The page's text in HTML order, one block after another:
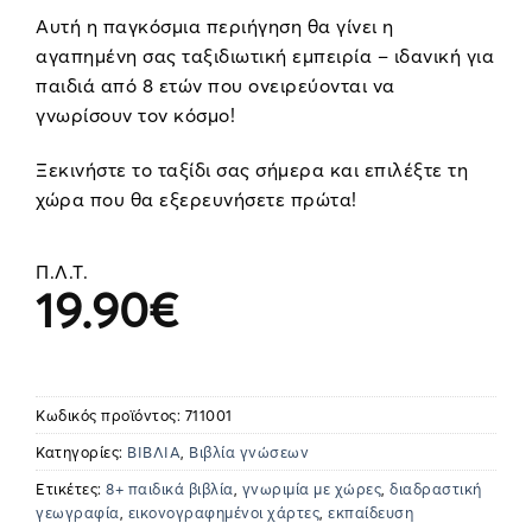
Αυτή η παγκόσμια περιήγηση θα γίνει η
αγαπημένη σας ταξιδιωτική εμπειρία – ιδανική για
παιδιά από 8 ετών που ονειρεύονται να
γνωρίσουν τον κόσμο!
Ξεκινήστε το ταξίδι σας σήμερα και επιλέξτε τη
χώρα που θα εξερευνήσετε πρώτα!
Π.Λ.Τ.
19.90€
Κωδικός προϊόντος: 711001
Κατηγορίες: ΒΙΒΛΙΑ Βιβλία γνώσεων
Ετικέτες: 8+ παιδικά βιβλία γνωριμία με χώρες διαδραστική
γεωγραφία εικονογραφημένοι χάρτες εκπαίδευση